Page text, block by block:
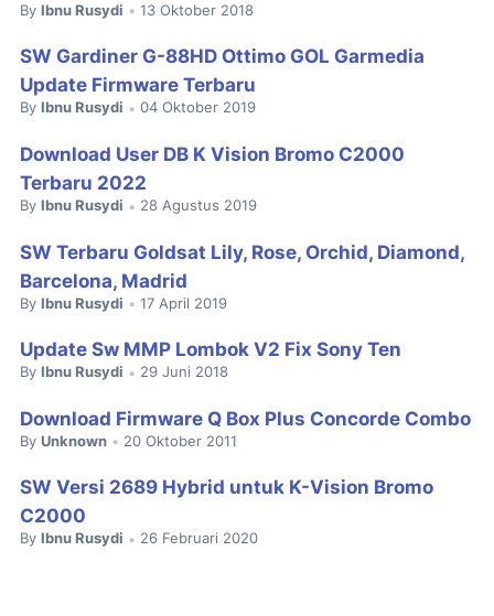
By Ibnu Rusydi • 13 Oktober 2018
SW Gardiner G-88HD Ottimo GOL Garmedia
Update Firmware Terbaru
By Ibnu Rusydi • 04 Oktober 2019
Download User DB K Vision Bromo C2000
Terbaru 2022
By Ibnu Rusydi • 28 Agustus 2019
SW Terbaru Goldsat Lily, Rose, Orchid, Diamond,
Barcelona, Madrid
By Ibnu Rusydi • 17 April 2019
Update Sw MMP Lombok V2 Fix Sony Ten
By Ibnu Rusydi • 29 Juni 2018
Download Firmware Q Box Plus Concorde Combo
By Unknown • 20 Oktober 2011
SW Versi 2689 Hybrid untuk K-Vision Bromo
C2000
By Ibnu Rusydi • 26 Februari 2020